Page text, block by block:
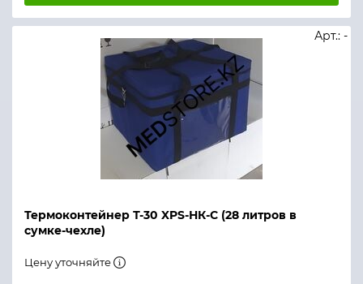
Термоконтейнер Т-30 XPS-НК-С (28 литров в
сумке-чехле)
Арт.: -
Цену уточняйте